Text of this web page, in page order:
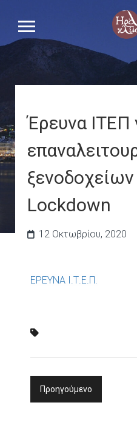
Έρευνα ΙΤΕΠ
Lockdown
12 Οκτωβρίου, 2020
ΕΡΕΥΝΑ Ι.Τ.Ε.Π.
Προηγούμενο